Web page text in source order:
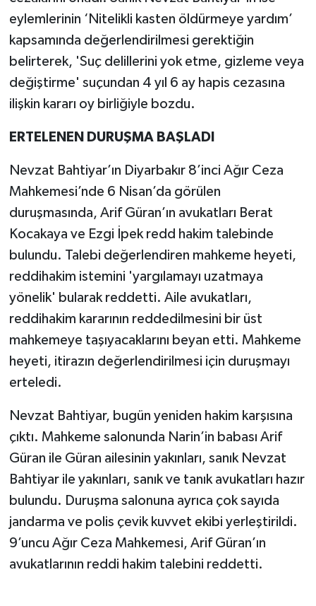
eylemlerinin ‘Nitelikli kasten öldürmeye yardım’
kapsamında değerlendirilmesi gerektiğin
belirterek, 'Suç delillerini yok etme, gizleme veya
değiştirme' suçundan 4 yıl 6 ay hapis cezasına
ilişkin kararı oy birliğiyle bozdu.
ERTELENEN DURUŞMA BAŞLADI
Nevzat Bahtiyar’ın Diyarbakır 8’inci Ağır Ceza
Mahkemesi’nde 6 Nisan’da görülen
duruşmasında, Arif Güran’ın avukatları Berat
Kocakaya ve Ezgi İpek redd hakim talebinde
bulundu. Talebi değerlendiren mahkeme heyeti,
reddihakim istemini 'yargılamayı uzatmaya
yönelik' bularak reddetti. Aile avukatları,
reddihakim kararının reddedilmesini bir üst
mahkemeye taşıyacaklarını beyan etti. Mahkeme
heyeti, itirazın değerlendirilmesi için duruşmayı
erteledi.
Nevzat Bahtiyar, bugün yeniden hakim karşısına
çıktı. Mahkeme salonunda Narin’in babası Arif
Güran ile Güran ailesinin yakınları, sanık Nevzat
Bahtiyar ile yakınları, sanık ve tanık avukatları hazır
bulundu. Duruşma salonuna ayrıca çok sayıda
jandarma ve polis çevik kuvvet ekibi yerleştirildi.
9’uncu Ağır Ceza Mahkemesi, Arif Güran’ın
avukatlarının reddi hakim talebini reddetti.